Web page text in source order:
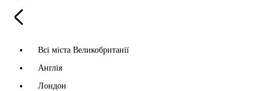
Всі міста Великобританії
Англія
Лондон